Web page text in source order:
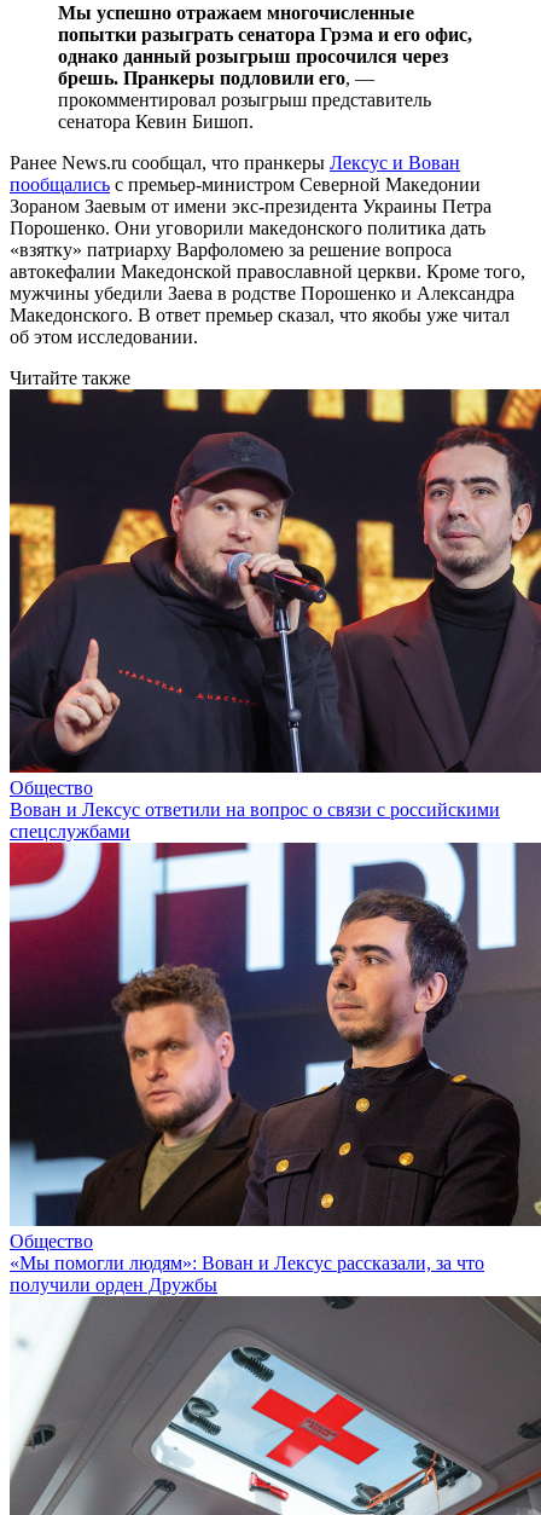
Мы успешно отражаем многочисленные
попытки разыграть сенатора Грэма и его офис,
однако данный розыгрыш просочился через
брешь. Пранкеры подловили его, —
прокомментировал розыгрыш представитель
сенатора Кевин Бишоп.
Ранее News.ru сообщал, что пранкеры Лексус и Вован
пообщались с премьер-министром Северной Македонии
Зораном Заевым от имени экс-президента Украины Петра
Порошенко. Они уговорили македонского политика дать
«взятку» патриарху Варфоломею за решение вопроса
автокефалии Македонской православной церкви. Кроме того,
мужчины убедили Заева в родстве Порошенко и Александра
Македонского. В ответ премьер сказал, что якобы уже читал
об этом исследовании.
Читайте также
Общество
Вован и Лексус ответили на вопрос о связи с российскими
спецслужбами
Общество
«Мы помогли людям»: Вован и Лексус рассказали, за что
получили орден Дружбы